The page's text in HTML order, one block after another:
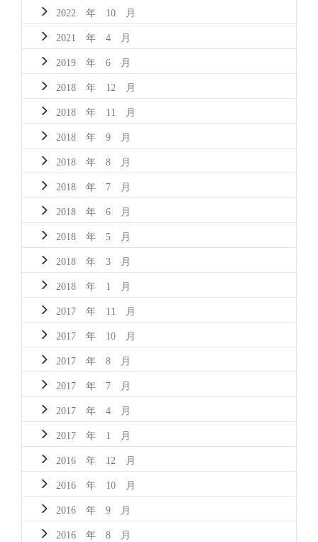
2022 年 10 月
2021 年 4 月
2019 年 6 月
2018 年 12 月
2018 年 11 月
2018 年 9 月
2018 年 8 月
2018 年 7 月
2018 年 6 月
2018 年 5 月
2018 年 3 月
2018 年 1 月
2017 年 11 月
2017 年 10 月
2017 年 8 月
2017 年 7 月
2017 年 4 月
2017 年 1 月
2016 年 12 月
2016 年 10 月
2016 年 9 月
2016 年 8 月